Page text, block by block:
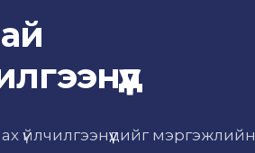
үйлчилгээнүүдийг мэргэжлийн